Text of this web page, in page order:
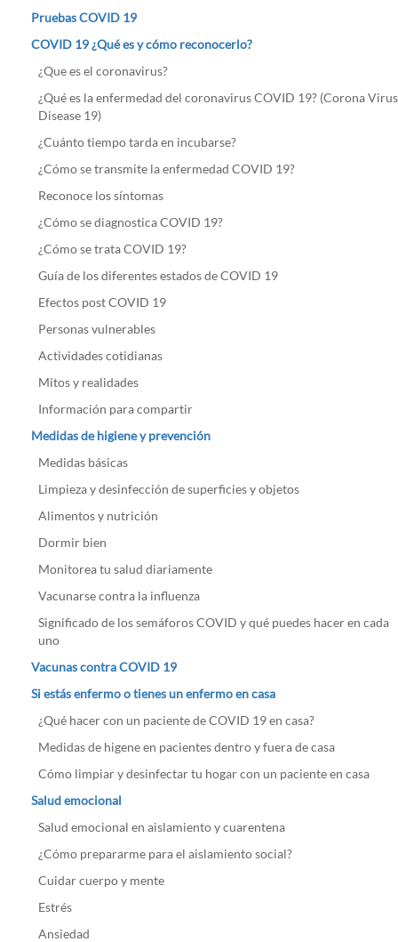
Pruebas COVID 19
COVID 19 ¿Qué es y cómo reconocerlo?
¿Que es el coronavirus?
¿Qué es la enfermedad del coronavirus COVID 19? (Corona Virus
Disease 19)
¿Cuánto tiempo tarda en incubarse?
¿Cómo se transmite la enfermedad COVID 19?
Reconoce los síntomas
¿Cómo se diagnostica COVID 19?
¿Cómo se trata COVID 19?
Guía de los diferentes estados de COVID 19
Efectos post COVID 19
Personas vulnerables
Actividades cotidianas
Mitos y realidades
Información para compartir
Medidas de higiene y prevención
Medidas básicas
Limpieza y desinfección de superficies y objetos
Alimentos y nutrición
Dormir bien
Monitorea tu salud diariamente
Vacunarse contra la influenza
Significado de los semáforos COVID y qué puedes hacer en cada
uno
Vacunas contra COVID 19
Si estás enfermo o tienes un enfermo en casa
¿Qué hacer con un paciente de COVID 19 en casa?
Medidas de higene en pacientes dentro y fuera de casa
Cómo limpiar y desinfectar tu hogar con un paciente en casa
Salud emocional
Salud emocional en aislamiento y cuarentena
¿Cómo prepararme para el aislamiento social?
Cuidar cuerpo y mente
Estrés
Ansiedad